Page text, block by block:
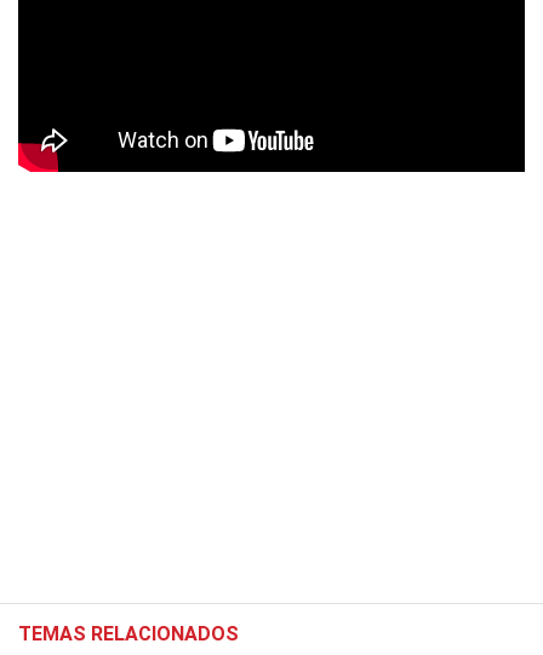
TEMAS RELACIONADOS